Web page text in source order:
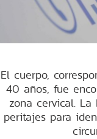
El cuerpo,
40 años, fue
zona cervical.
peritajes para